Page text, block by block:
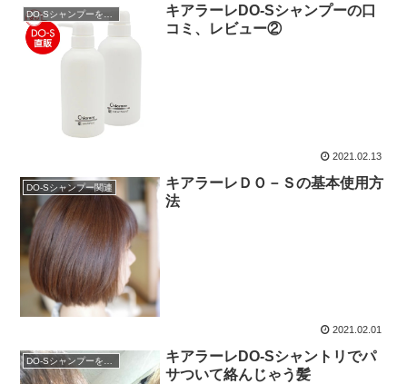
キアラーレDO-Sシャンプーの口
コミ、レビュー②
2021.02.13
DO-Sシャンプー関連
キアラーレＤＯ－Ｓの基本使用方
法
2021.02.01
キアラーレDO-Sシャントリでパ
サついて絡んじゃう髪